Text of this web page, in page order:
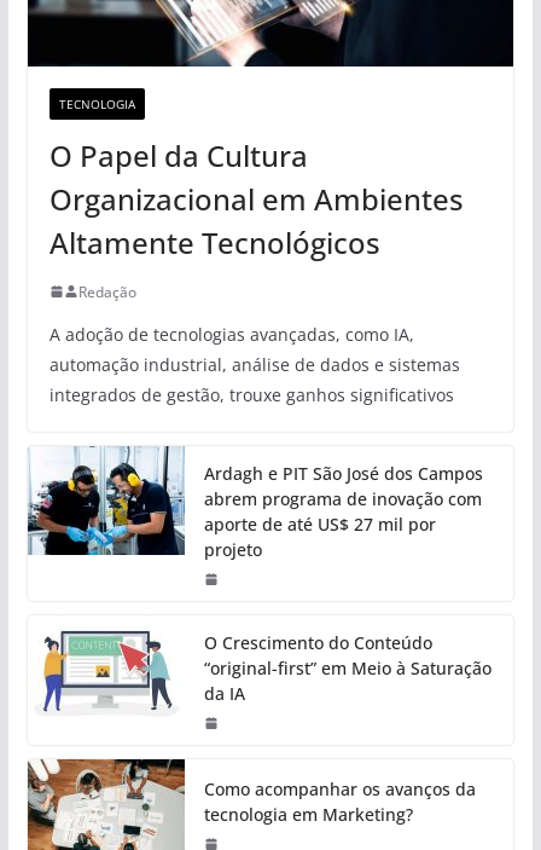
TECNOLOGIA
O Papel da Cultura
Organizacional em Ambientes
Altamente Tecnológicos
Redação
A adoção de tecnologias avançadas, como IA,
automação industrial, análise de dados e sistemas
integrados de gestão, trouxe ganhos significativos
Ardagh e PIT São José dos Campos
abrem programa de inovação com
aporte de até US$ 27 mil por
projeto
O Crescimento do Conteúdo
“original-first” em Meio à Saturação
da IA
Como acompanhar os avanços da
tecnologia em Marketing?